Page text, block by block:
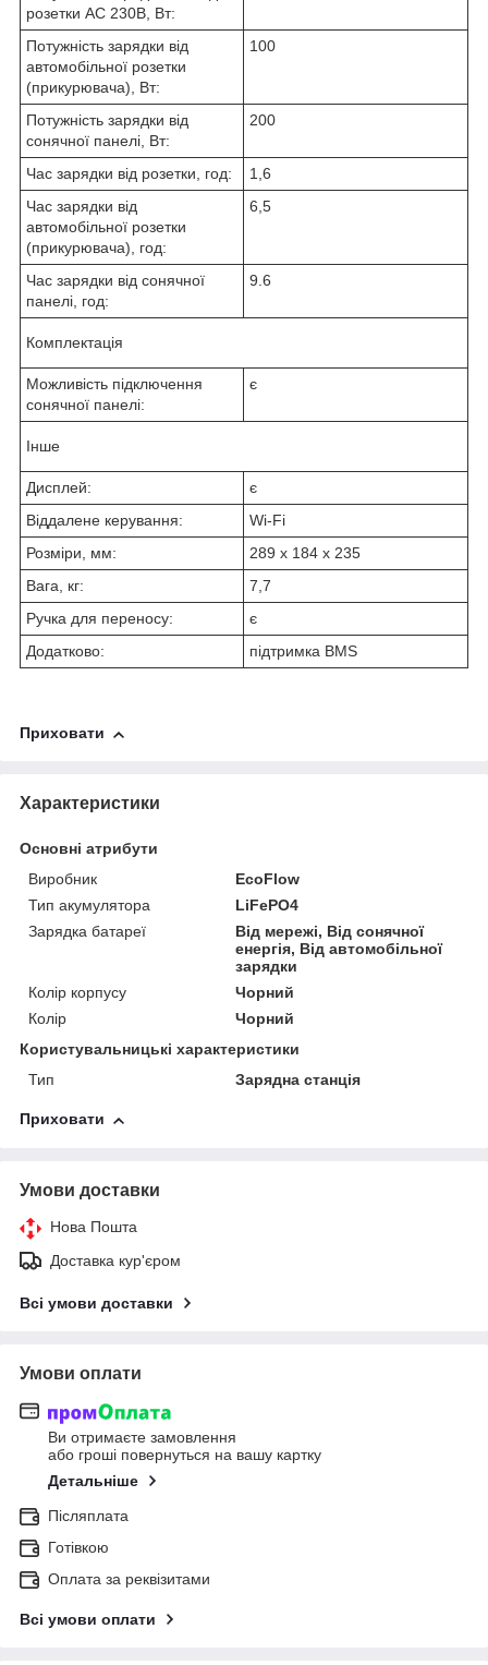
розетки AC 230В, Вт:
Потужність зарядки від
автомобільної розетки
(прикурювача), Вт:
100
Потужність зарядки від
сонячної панелі, Вт:
200
Час зарядки від розетки, год:
1,6
Час зарядки від
автомобільної розетки
(прикурювача), год:
6,5
Час зарядки від сонячної
панелі, год:
9.6
Комплектація
Можливість підключення
сонячної панелі:
є
Інше
Дисплей:
є
Віддалене керування:
Wi-Fi
Розміри, мм:
289 x 184 x 235
Вага, кг:
7,7
Ручка для переносу:
є
Додатково:
підтримка BMS
Приховати
Характеристики
Основні атрибути
Виробник
EcoFlow
Тип акумулятора
LiFePO4
Зарядка батареї
Від мережі, Від сонячної
енергія, Від автомобільної
зарядки
Колір корпусу
Чорний
Колір
Чорний
Користувальницькі характеристики
Тип
Зарядна станція
Приховати
Умови доставки
Нова Пошта
Доставка кур'єром
Всі умови доставки
Умови оплати
Ви отримаєте замовлення
або гроші повернуться на вашу картку
Детальніше
Післяплата
Готівкою
Оплата за реквізитами
Всі умови оплати